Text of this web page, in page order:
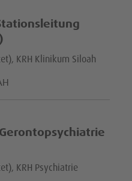
KRH Klinikum Siloah
KRH Psychiatrie